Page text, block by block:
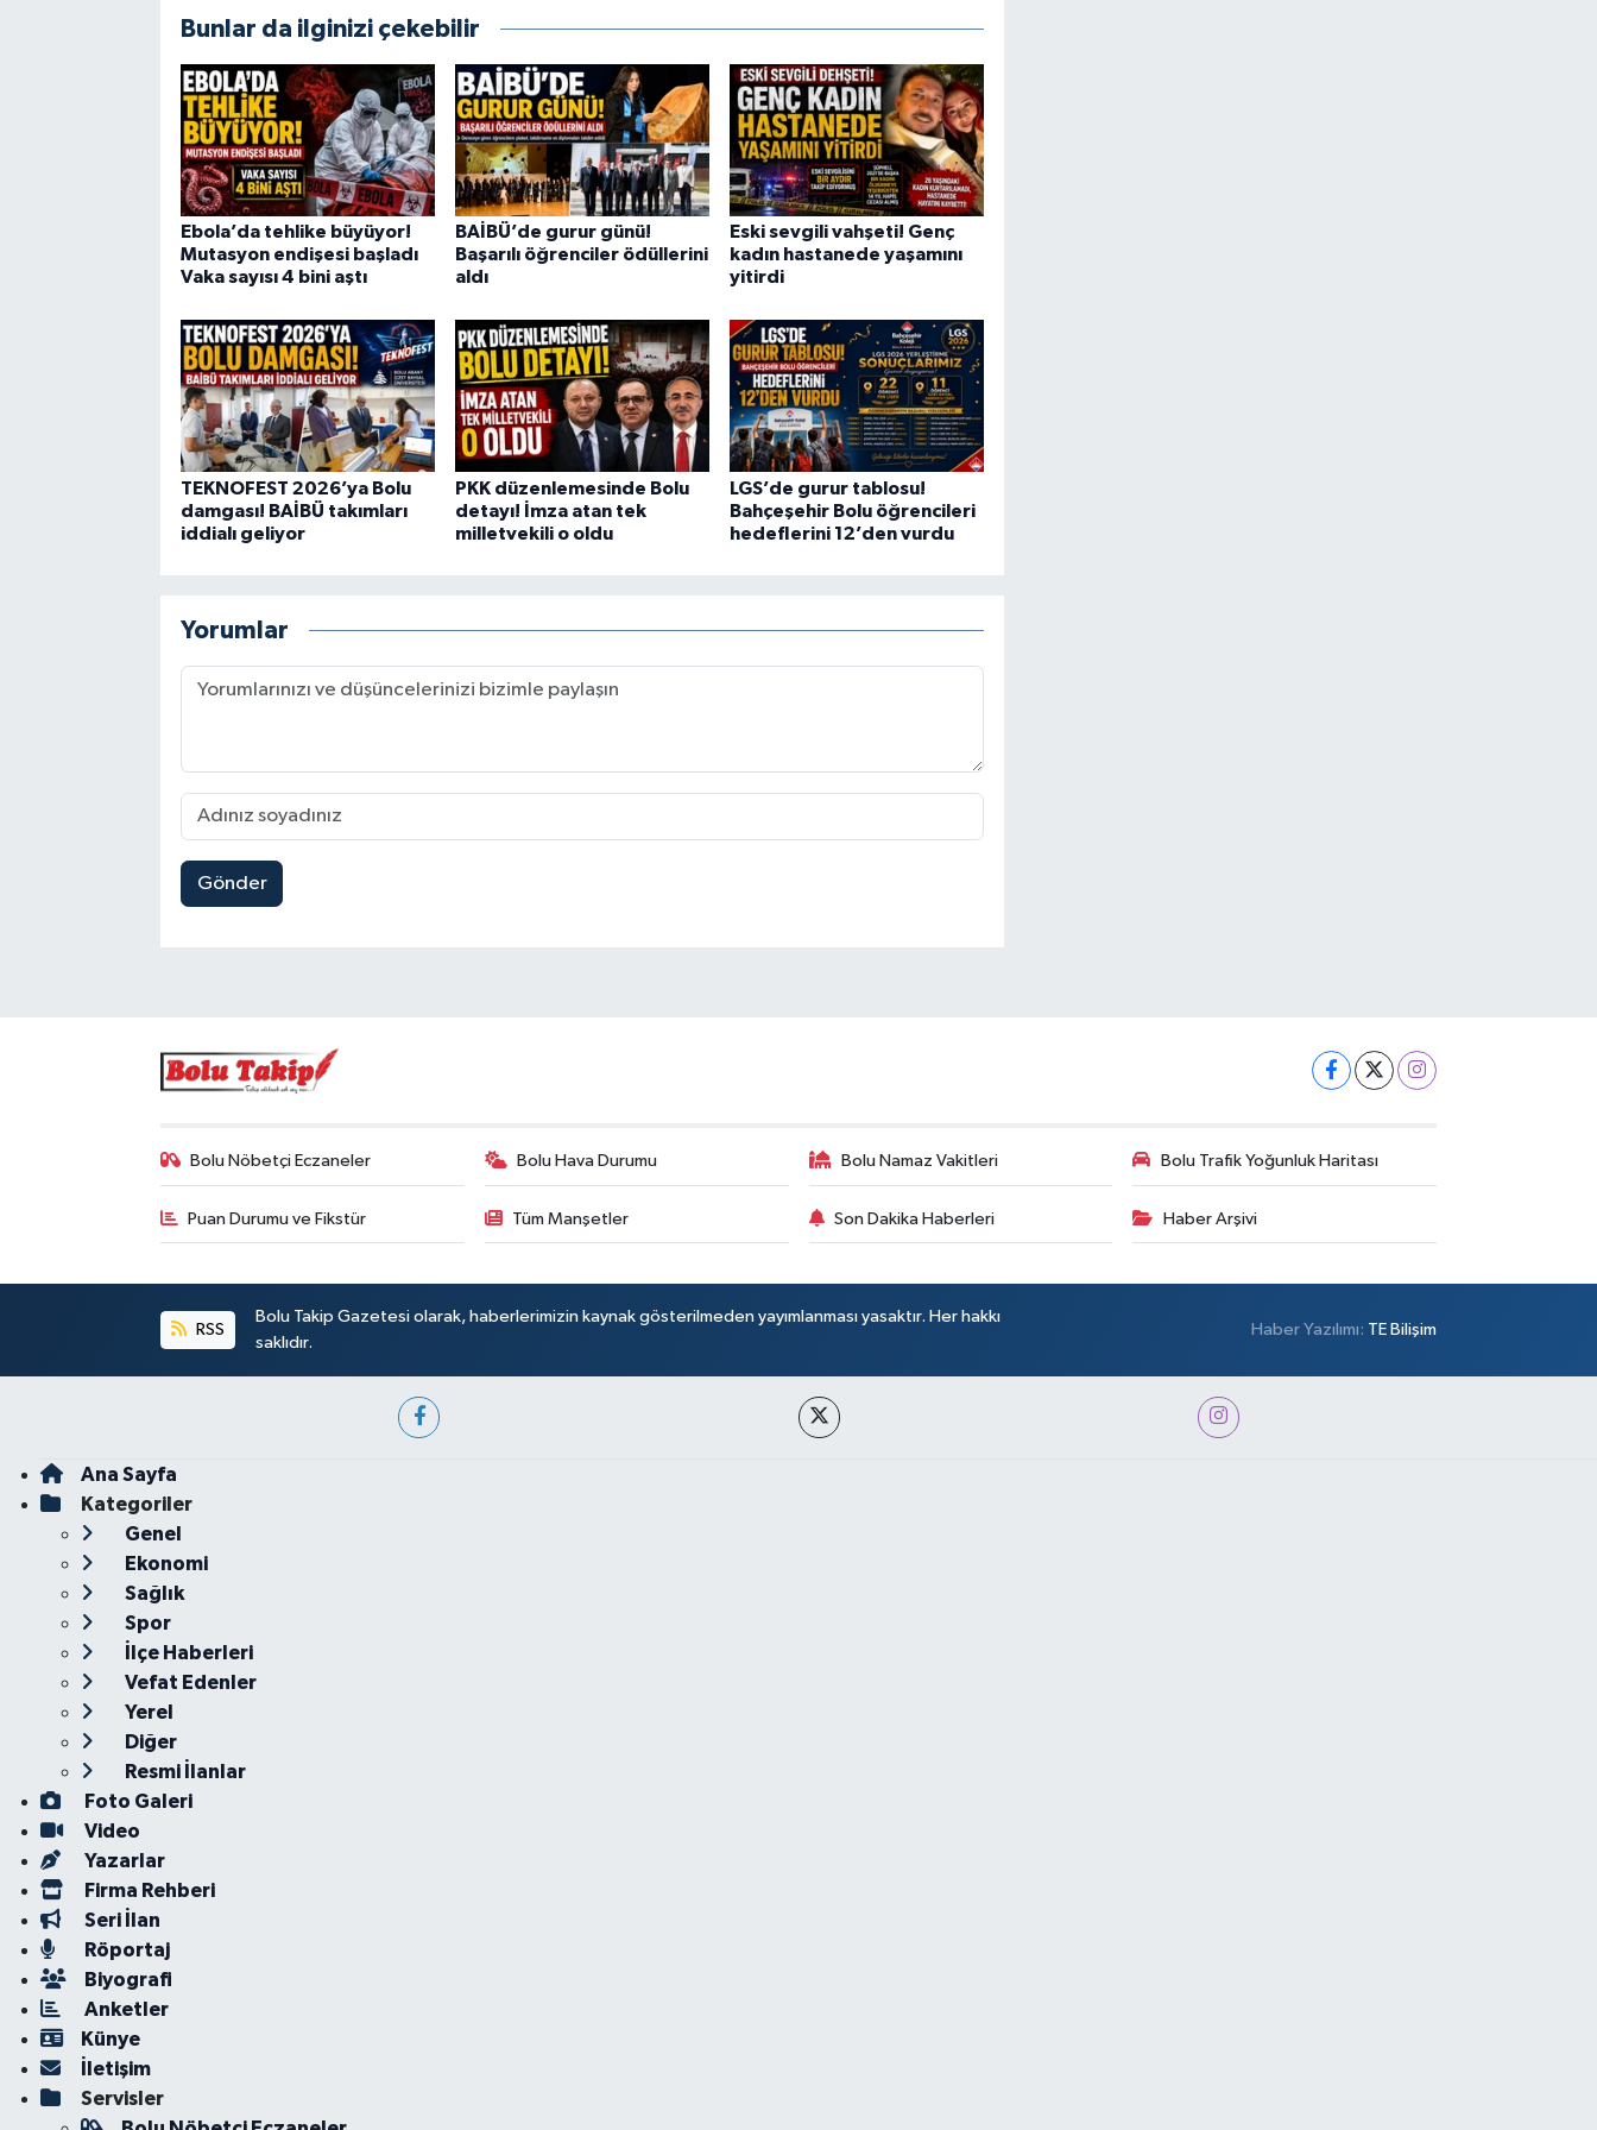
Bunlar da ilginizi çekebilir
Ebola’da tehlike büyüyor!
Mutasyon endişesi başladı
Vaka sayısı 4 bini aştı
BAİBÜ’de gurur günü!
Başarılı öğrenciler ödüllerini
aldı
Eski sevgili vahşeti! Genç
kadın hastanede yaşamını
yitirdi
TEKNOFEST 2026’ya Bolu
damgası! BAİBÜ takımları
iddialı geliyor
PKK düzenlemesinde Bolu
detayı! İmza atan tek
milletvekili o oldu
LGS’de gurur tablosu!
Bahçeşehir Bolu öğrencileri
hedeflerini 12’den vurdu
Yorumlar
Gönder
Bolu Nöbetçi Eczaneler Bolu Hava Durumu Bolu Namaz Vakitleri Bolu Trafik Yoğunluk Haritası
Puan Durumu ve Fikstür Tüm Manşetler Son Dakika Haberleri Haber Arşivi
RSS
Bolu Takip Gazetesi olarak, haberlerimizin kaynak gösterilmeden yayımlanması yasaktır. Her hakkı
saklıdır.
Haber Yazılımı: TE Bilişim
Ana Sayfa
Kategoriler
Genel
Ekonomi
Sağlık
Spor
İlçe Haberleri
Vefat Edenler
Yerel
Diğer
Resmi İlanlar
Foto Galeri
Video
Yazarlar
Firma Rehberi
Seri İlan
Röportaj
Biyografi
Anketler
Künye
İletişim
Servisler